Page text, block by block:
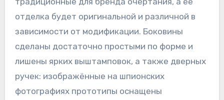
отделка будет оригинальной и различной в
зависимости от модификации. Боковины
сделаны достаточно простыми по форме и
лишены ярких выштамповок, а также дверных
ручек: изображённые на шпионских
фотографиях прототипы оснащены